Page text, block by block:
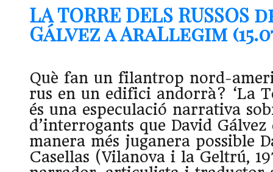
LA TORRE DELS RUSSOS
Gálvez a AraLlegim
Què fan un filantrop nord-
rus en un edifici andorrà? ‘La
és una especulació narrativa
d’interrogants que David
manera més juganera possible
Casellas (Vilanova i la Geltrú,